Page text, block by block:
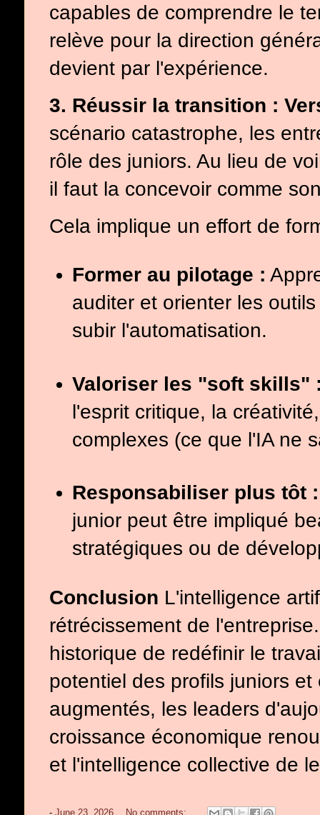
capables de comprendre le
relève pour la direction
devient par l'expérience.
3. Réussir la transition :
scénario catastrophe, les
rôle des juniors. Au lieu de
il faut la concevoir comme
Cela implique un effort de
Former au pilotage :
auditer et orienter les
subir l'automatisation.
Valoriser les "soft skills"
l'esprit critique, la
complexes (ce que l'IA ne
Responsabiliser plus tôt :
junior peut être impliqué
stratégiques ou de
Conclusion L'intelligence
rétrécissement de
historique de redéfinir le
potentiel des profils juniors
augmentés, les leaders
croissance économique
et l'intelligence collective de
- June 23, 2026 No comments: